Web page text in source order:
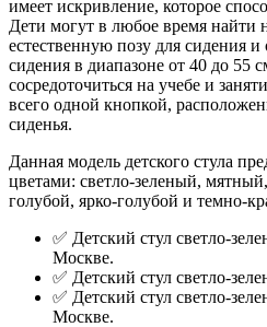
имеет искривление, которое
Дети могут в любое время найти
естественную позу для сидения и
сидения в диапазоне от 40 до 55
сосредоточиться на учебе и
всего одной кнопкой,
сиденья.
Данная модель детского стула
цветами: светло-зеленый,
голубой, ярко-голубой и темно-
✅ Детский стул светло-
Москве.
✅ Детский стул светло-
✅ Детский стул светло-
Москве.